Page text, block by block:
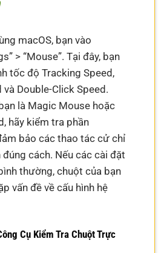
macOS, bạn vào
> “Mouse”. Tại đây, bạn
tốc độ Tracking Speed,
Double-Click Speed.
là Magic Mouse hoặc
hãy kiểm tra phần
bảo các thao tác cử chỉ
cách. Nếu các cài đặt
thường, chuột của bạn
vấn đề về cấu hình hệ
Cụ Kiểm Tra Chuột Trực